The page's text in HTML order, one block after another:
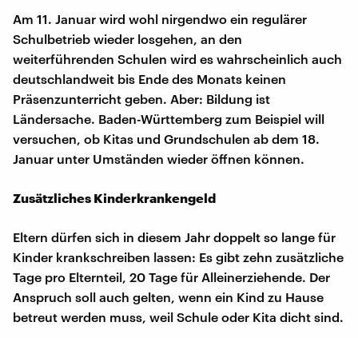
Am 11. Januar wird wohl nirgendwo ein regulärer
Schulbetrieb wieder losgehen, an den
weiterführenden Schulen wird es wahrscheinlich auch
deutschlandweit bis Ende des Monats keinen
Präsenzunterricht geben. Aber: Bildung ist
Ländersache. Baden-Württemberg zum Beispiel will
versuchen, ob Kitas und Grundschulen ab dem 18.
Januar unter Umständen wieder öffnen können.
Zusätzliches Kinderkrankengeld
Eltern dürfen sich in diesem Jahr doppelt so lange für
Kinder krankschreiben lassen: Es gibt zehn zusätzliche
Tage pro Elternteil, 20 Tage für Alleinerziehende. Der
Anspruch soll auch gelten, wenn ein Kind zu Hause
betreut werden muss, weil Schule oder Kita dicht sind.